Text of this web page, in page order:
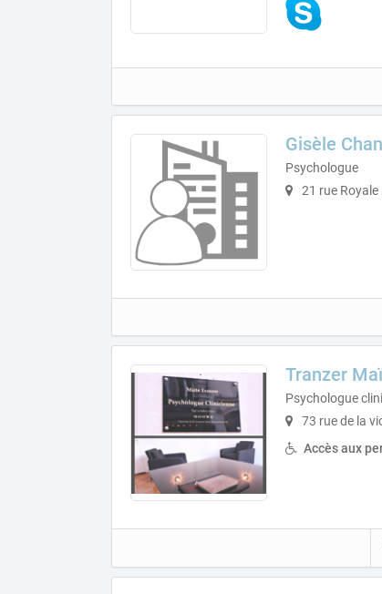
Gisèle
Psychologue
21 rue
Tranzer
Psychologue
73 rue de la
Accès aux